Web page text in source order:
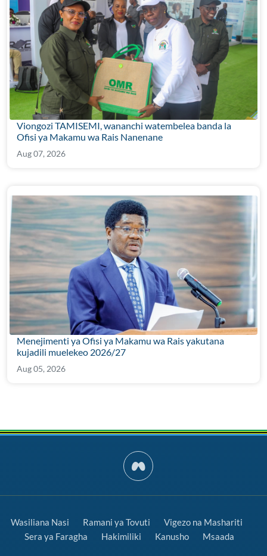
Viongozi TAMISEMI, wananchi watembelea banda la
Ofisi ya Makamu wa Rais Nanenane
Aug 07, 2026
Menejimenti ya Ofisi ya Makamu wa Rais yakutana
kujadili muelekeo 2026/27
Aug 05, 2026
Wasiliana Nasi Ramani ya Tovuti
Vigezo na Mashariti
Sera ya Faragha
Hakimiliki Kanusho Msaada